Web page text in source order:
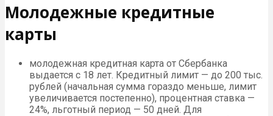
Молодежные кредитные
карты
молодежная кредитная карта от Сбербанка
выдается с 18 лет. Кредитный лимит — до 200 тыс.
рублей (начальная сумма гораздо меньше, лимит
увеличивается постепенно), процентная ставка —
24%, льготный период — 50 дней. Для